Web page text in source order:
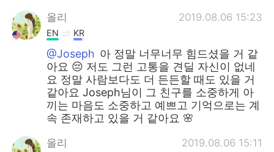
올리 2019.08.06 15:23
EN KR
@Joseph 아 정말 너무너무 힘드셨을 거 같
아요 😔 저도 그런 고통을 견딜 자신이 없네
요 정말 사람보다도 더 든든할 때도 있을 거
같아요 Joseph님이 그 친구를 소중하게 아
끼는 마음도 소중하고 예쁘고 기억으로는 계
속 존재하고 있을 거 같아요 🌸
올리 2019.08.06 15:11